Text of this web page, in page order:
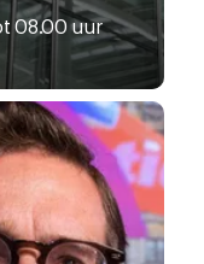
08.00 uur